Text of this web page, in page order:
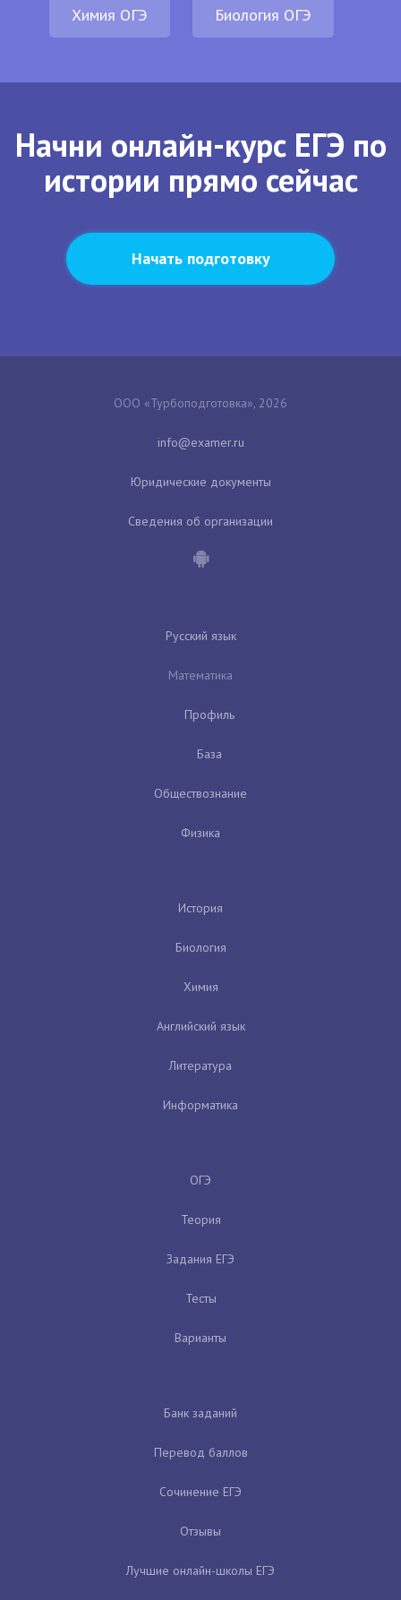
Химия ОГЭ Биология ОГЭ
Начни онлайн-курс ЕГЭ по
истории прямо сейчас
Начать подготовку
ООО «Турбоподготовка», 2026
Юридические документы
Сведения об организации
Русский язык
Математика
Профиль
База
Обществознание
Физика
История
Биология
Химия
Английский язык
Литература
Информатика
ОГЭ
Теория
Задания ЕГЭ
Тесты
Варианты
Банк заданий
Перевод баллов
Сочинение ЕГЭ
Отзывы
Лучшие онлайн-школы ЕГЭ